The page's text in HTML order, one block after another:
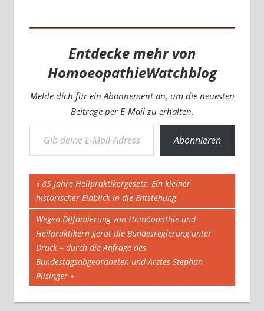
Entdecke mehr von
HomoeopathieWatchblog
Melde dich für ein Abonnement an, um die neuesten
Beiträge per E-Mail zu erhalten.
Gib deine E-Mail-Adresse ein ...
Abonnieren
Beitragsnavigation
Vorheriger
Beitrag:
85 Jahre Heilpraktikergesetz: Ein kleiner
historischer Einblick in die Entstehung
Nächster
Beitrag:
Wegen Diffamierung von Homöopathie und
Heilpraktikern gerät die Bundesregierung unter
Druck – durch die Anfrage des
Bundestagsabgeordneten und Arztes Stephan
Pilsinger